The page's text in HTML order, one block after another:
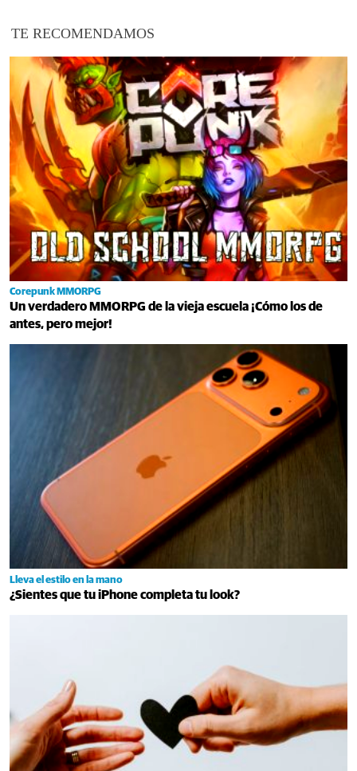
TE RECOMENDAMOS
Corepunk MMORPG
Un verdadero MMORPG de la vieja escuela ¡Cómo los de
antes, pero mejor!
Lleva el estilo en la mano
¿Sientes que tu iPhone completa tu look?